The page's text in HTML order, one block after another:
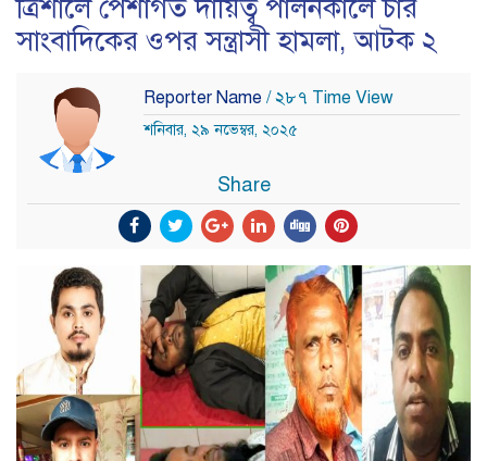
ত্রিশালে পেশাগত দায়িত্ব পালনকালে চার
সাংবাদিকের ওপর সন্ত্রাসী হামলা, আটক ২
Reporter Name / ২৮৭ Time View
শনিবার, ২৯ নভেম্বর, ২০২৫
Share